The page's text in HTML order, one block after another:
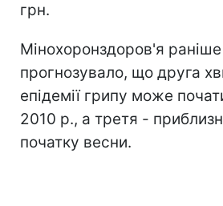
грн.
Мінохоронздоров'я раніше
прогнозувало, що друга
епідемії грипу може
2010 р., а третя -
початку весни.